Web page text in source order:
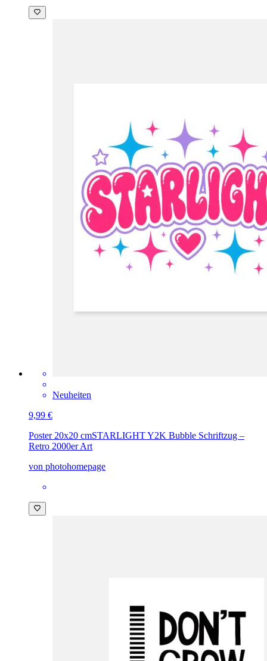
Neuheiten
9,99 €
Poster 20x20 cmSTARLIGHT Y2K Bubble Schriftzug –
Retro 2000er Art
von photohomepage